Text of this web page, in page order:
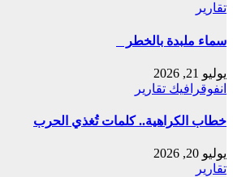
تقارير
ﺳﻤﺎء ﻣﻠﺒﺪة ﺑﺎﻟﺨﻄﺮ
يوليو 21, 2026
انفوقرافيك تقارير
خطاب الكراهية.. كلمات تُغذي الحرب
يوليو 20, 2026
تقارير